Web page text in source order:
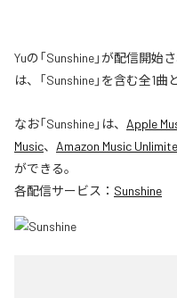
Yuの「Sunshine」が配信開
は、「Sunshine」を含む全1曲
なお「Sunshine」は、 Apple
Music、 Amazon Music
ができる。
各配信サービス： Sunshine